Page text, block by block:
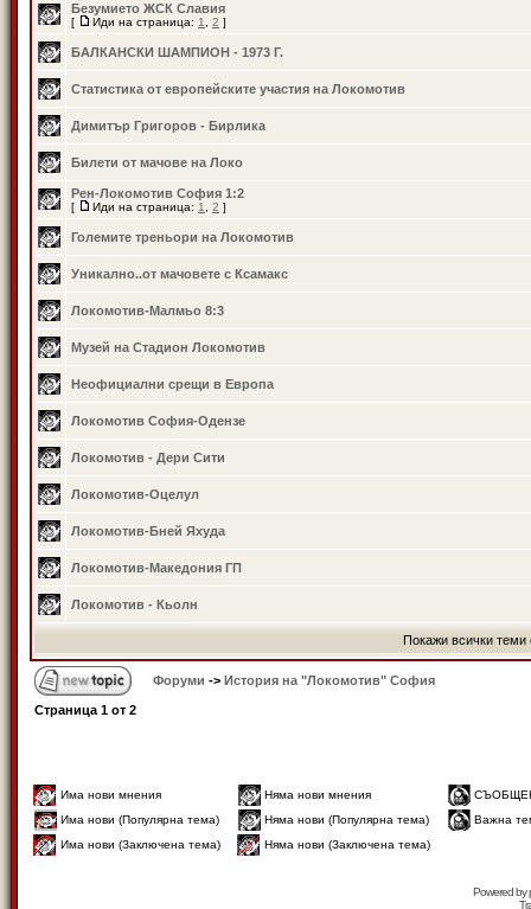
Безумието ЖСК Славия
[ Иди на страница: 1 2 ]
БАЛКАНСКИ ШАМПИОН - 1973 Г.
Статистика от европейските участия на Локомотив
Димитър Григоров - Бирлика
Билети от мачове на Локо
Рен-Локомотив София 1:2
[ Иди на страница: 1 2 ]
Големите треньори на Локомотив
Уникално..от мачовете с Ксамакс
Локомотив-Малмьо 8:3
Музей на Стадион Локомотив
Неофициални срещи в Европа
Локомотив София-Одензе
Локомотив - Дери Сити
Локомотив-Оцелул
Локомотив-Бней Яхуда
Локомотив-Македония ГП
Локомотив - Кьолн
Покажи всички теми
Форуми -> История на "Локомотив" София
Страница 1 от 2
Има нови мнения Няма нови мнения
Има нови (Популярна тема)
Няма нови (Популярна тема)
Важна
Има нови (Заключена тема)
Няма нови (Заключена тема)
Powered by